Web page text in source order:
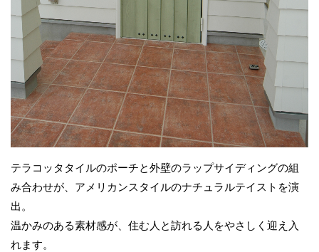
テラコッタタイルのポーチと外壁のラップサイディングの組
み合わせが、アメリカンスタイルのナチュラルテイストを演
出。
温かみのある素材感が、住む人と訪れる人をやさしく迎え入
れます。